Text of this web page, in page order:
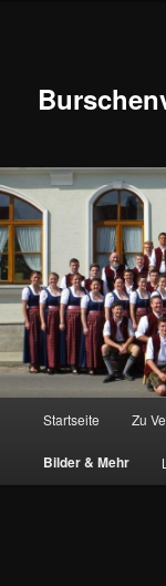
Zum
Inhalt
Startseite Zu
Bilder & Mehr